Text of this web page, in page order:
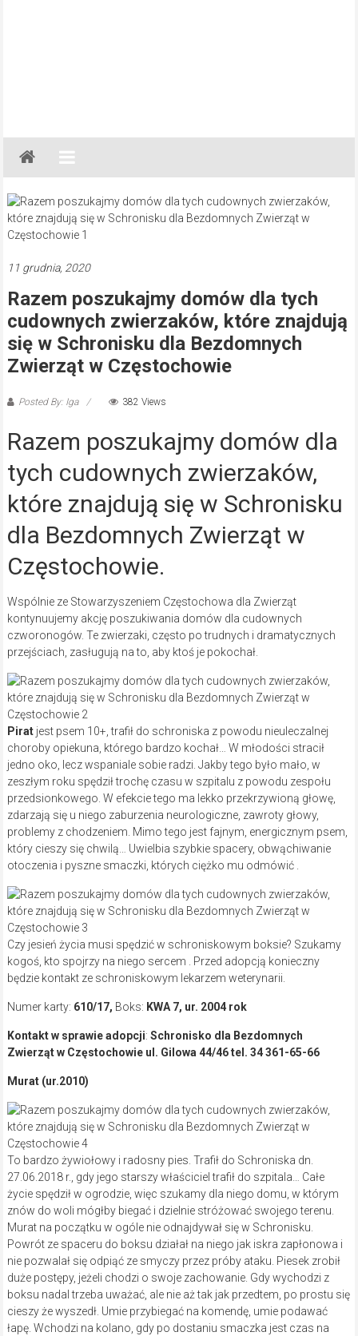
Gazeta
Regionalna
Częstochowa,
Kłobuck,
Lubliniec,
11 grudnia, 2020
Razem poszukajmy domów dla tych
cudownych zwierzaków, które znajdują
się w Schronisku dla Bezdomnych
Zwierząt w Częstochowie
Posted By: Iga 382 Views
Razem poszukajmy domów dla
tych cudownych zwierzaków,
które znajdują się w Schronisku
dla Bezdomnych Zwierząt w
Częstochowie.
Wspólnie ze Stowarzyszeniem Częstochowa dla Zwierząt
kontynuujemy akcję poszukiwania domów dla cudownych
czworonogów. Te zwierzaki, często po trudnych i dramatycznych
przejściach, zasługują na to, aby ktoś je pokochał.
Pirat jest psem 10+, trafił do schroniska z powodu nieuleczalnej
choroby opiekuna, którego bardzo kochał… W młodości stracił
jedno oko, lecz wspaniale sobie radzi. Jakby tego było mało, w
zeszłym roku spędził trochę czasu w szpitalu z powodu zespołu
przedsionkowego. W efekcie tego ma lekko przekrzywioną głowę,
zdarzają się u niego zaburzenia neurologiczne, zawroty głowy,
problemy z chodzeniem. Mimo tego jest fajnym, energicznym psem,
który cieszy się chwilą… Uwielbia szybkie spacery, obwąchiwanie
otoczenia i pyszne smaczki, których ciężko mu odmówić .
Czy jesień życia musi spędzić w schroniskowym boksie? Szukamy
kogoś, kto spojrzy na niego sercem . Przed adopcją konieczny
będzie kontakt ze schroniskowym lekarzem weterynarii.
Numer karty: 610/17, Boks: KWA 7, ur. 2004 rok
Kontakt w sprawie adopcji: Schronisko dla Bezdomnych
Zwierząt w Częstochowie ul. Gilowa 44/46 tel. 34 361-65-66
Murat (ur.2010)
To bardzo żywiołowy i radosny pies. Trafił do Schroniska dn.
27.06.2018 r., gdy jego starszy właściciel trafił do szpitala… Całe
życie spędził w ogrodzie, więc szukamy dla niego domu, w którym
znów do woli mógłby biegać i dzielnie stróżować swojego terenu.
Murat na początku w ogóle nie odnajdywał się w Schronisku.
Powrót ze spaceru do boksu działał na niego jak iskra zapłonowa i
nie pozwalał się odpiąć ze smyczy przez próby ataku. Piesek zrobił
duże postępy, jeżeli chodzi o swoje zachowanie. Gdy wychodzi z
boksu nadal trzeba uważać, ale nie aż tak jak przedtem, po prostu się
cieszy że wyszedł. Umie przybiegać na komendę, umie podawać
łapę. Wchodzi na kolano, gdy po dostaniu smaczka jest czas na